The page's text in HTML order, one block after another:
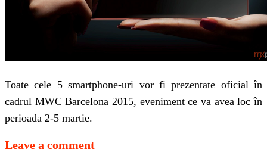
Toate cele 5 smartphone-uri vor fi prezentate oficial în
cadrul MWC Barcelona 2015, eveniment ce va avea loc în
perioada 2-5 martie.
Leave a comment